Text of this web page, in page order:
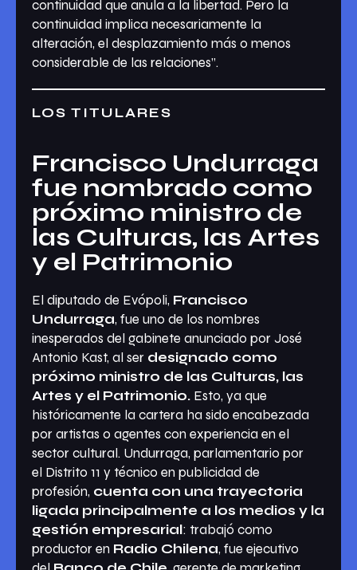
continuidad que anula a la libertad. Pero la
continuidad implica necesariamente la
alteración, el desplazamiento más o menos
considerable de las relaciones”.
LOS TITULARES
Francisco Undurraga
fue nombrado como
próximo ministro de
las Culturas, las Artes
y el Patrimonio
El diputado de Evópoli, Francisco
Undurraga, fue uno de los nombres
inesperados del gabinete anunciado por José
Antonio Kast, al ser designado como
próximo ministro de las Culturas, las
Artes y el Patrimonio. Esto, ya que
históricamente la cartera ha sido encabezada
por artistas o agentes con experiencia en el
sector cultural. Undurraga, parlamentario por
el Distrito 11 y técnico en publicidad de
profesión, cuenta con una trayectoria
ligada principalmente a los medios y la
gestión empresarial: trabajó como
productor en Radio Chilena, fue ejecutivo